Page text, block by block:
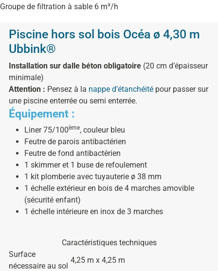
Groupe de filtration à sable 6 m³/h
Piscine hors sol bois Océa ø 4,30 m
Ubbink®
Installation sur dalle béton obligatoire (20 cm d’épaisseur
minimale)
Attention : Pensez à la nappe d’étanchéité pour passer sur
une piscine enterrée ou semi enterrée.
Équipement :
Liner 75/100ème, couleur bleu
Feutre de parois antibactérien
Feutre de fond antibactérien
1 skimmer et 1 buse de refoulement
1 kit plomberie avec tuyauterie ø 38 mm
1 échelle extérieur en bois de 4 marches amovible
(sécurité enfant)
1 échelle intérieure en inox de 3 marches
Caractéristiques techniques
Surface
nécessaire au sol
4,25 m x 4,25 m